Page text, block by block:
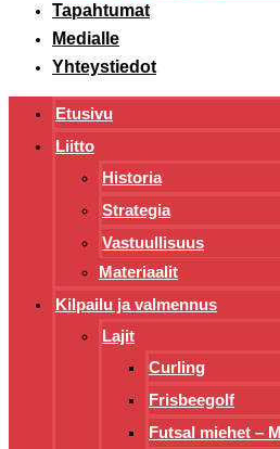
Tapahtumat
Medialle
Yhteystiedot
Etusivu
Liitto
Historia
Strategia
Vastuullisuus
Materiaalit
Kilpailu ja valmennus
Lajit
Curling
Frisbeegolf
Futsal miehet –